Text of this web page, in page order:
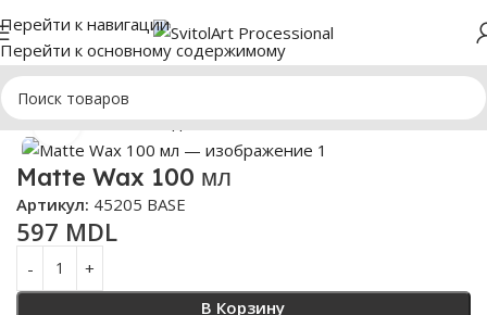
Перейти к навигации
Перейти к основному содержимому
Главная Косметика для волос Стайлинг
Нажмите, чтобы увеличить
Matte Wax 100 мл
Артикул: 45205 BASE
597 MDL
В Корзину